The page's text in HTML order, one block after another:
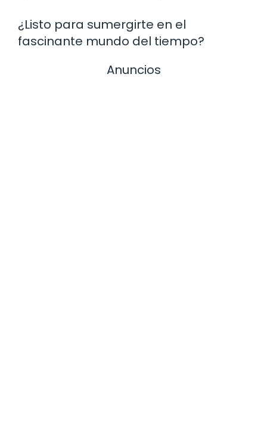
¿Listo para sumergirte en el
fascinante mundo del tiempo?
Anuncios